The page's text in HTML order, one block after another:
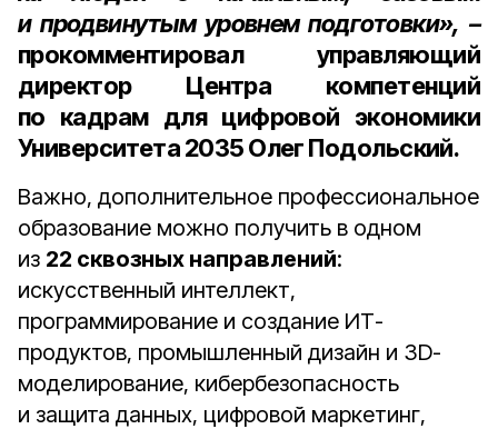
и продвинутым уровнем подготовки», –
прокомментировалуправляющий
директор Центра компетенций
по кадрам для цифровой экономики
Университета 2035Олег Подольский.
Важно, дополнительное профессиональное
образование можно получить в одном
из 22 сквозных направлений:
искусственный интеллект,
программирование и создание ИТ-
продуктов, промышленный дизайн и 3D-
моделирование, кибербезопасность
и защита данных, цифровой маркетинг,